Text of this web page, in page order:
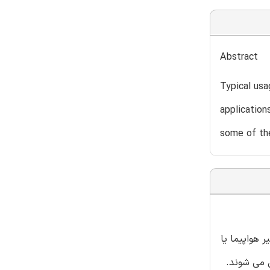
Abstract
Typical
some of
هواپیما یا
می شوند.